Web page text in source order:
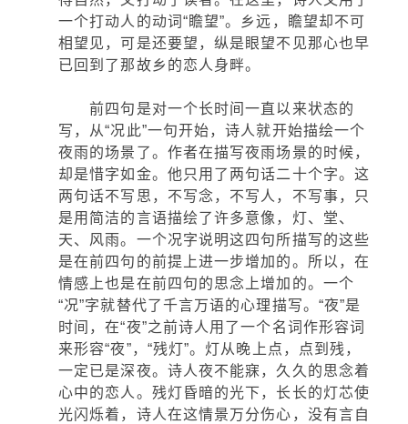
一个打动人的动词“瞻望”。乡远，瞻望却不可
相望见，可是还要望，纵是眼望不见那心也早
已回到了那故乡的恋人身畔。
前四句是对一个长时间一直以来状态的
写，从“况此”一句开始，诗人就开始描绘一个
夜雨的场景了。作者在描写夜雨场景的时候，
却是惜字如金。他只用了两句话二十个字。这
两句话不写思，不写念，不写人，不写事，只
是用简洁的言语描绘了许多意像，灯、堂、
天、风雨。一个况字说明这四句所描写的这些
是在前四句的前提上进一步增加的。所以，在
情感上也是在前四句的思念上增加的。一个
“况”字就替代了千言万语的心理描写。“夜”是
时间，在“夜”之前诗人用了一个名词作形容词
来形容“夜”，“残灯”。灯从晚上点，点到残，
一定已是深夜。诗人夜不能寐，久久的思念着
心中的恋人。残灯昏暗的光下，长长的灯芯使
光闪烁着，诗人在这情景万分伤心，没有言自